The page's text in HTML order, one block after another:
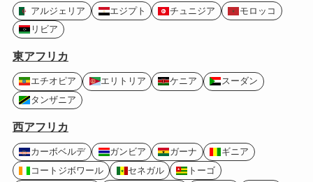
アルジェリア エジプト チュニジア
モロッコ
リビア
東アフリカ
エチオピア エリトリア ケニア
スーダン
タンザニア
西アフリカ
カーボベルデ ガンビア ガーナ
ギニア
コートジボワール
セネガル
トーゴ